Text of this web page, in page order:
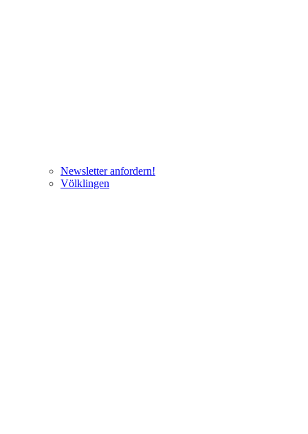
Newsletter anfordern!
Völklingen